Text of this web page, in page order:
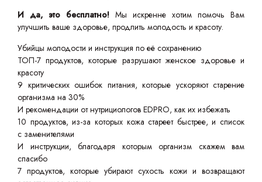
И да, это бесплатно! Мы искренне хотим помочь Вам
улучшить ваше здоровье, продлить молодость и красоту.
Убийцы молодости и инструкция по её сохранению
ТОП-7 продуктов, которые разрушают женское здоровье и
красоту
9 критических ошибок питания, которые ускоряют старение
организма на 30%
И рекомендации от нутрициологов EDPRO, как их избежать
10 продуктов, из-за которых кожа стареет быстрее, и список
с заменителями
И инструкции, благодаря которым организм скажем вам
спасибо
7 продуктов, которые убирают сухость кожи и возвращают